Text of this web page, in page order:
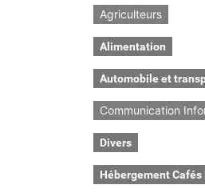
Agriculteurs
Alimentation
Automobile et
Communication
Divers
Hébergement